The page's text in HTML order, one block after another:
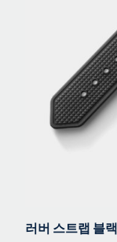
러버 스트랩 블랙